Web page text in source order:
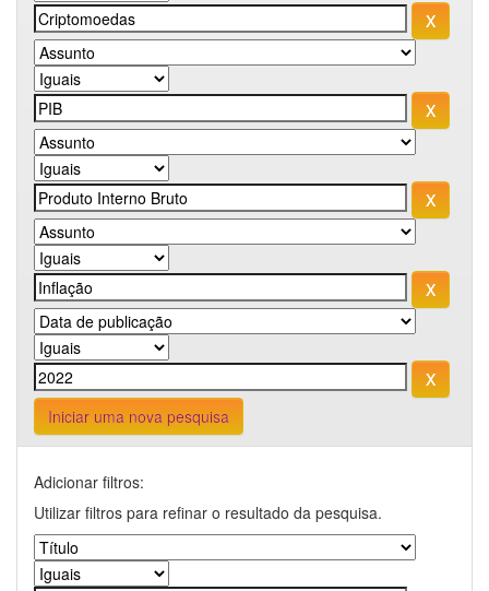
Iniciar uma nova pesquisa
Adicionar filtros:
Utilizar filtros para refinar o resultado da pesquisa.